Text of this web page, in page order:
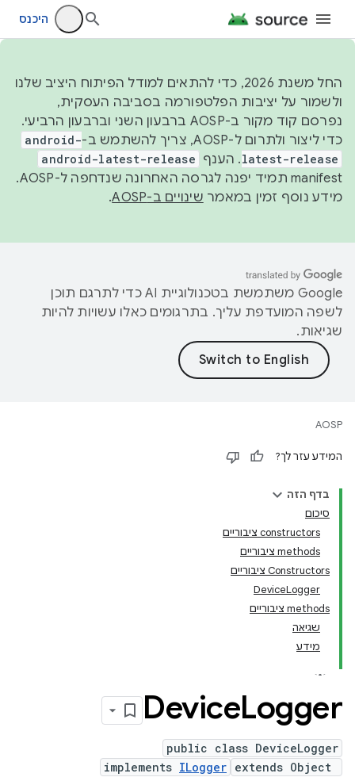
היכנס
החל משנת 2026, כדי להתאים למודל הפיתוח היציב שלנו
ולשמור על יציבות הפלטפורמה בסביבה העסקית,
נפרסם קוד מקור ב-AOSP ברבעון השני וברבעון הרביעי.
כדי ליצור ולתרום ל-AOSP, צריך להשתמש ב-
android-
latest-release. הענף android-latest-release
manifest תמיד יפנה לגרסה האחרונה שנדחפה ל-AOSP.
מידע נוסף זמין במאמר שינויים ב-AOSP .
‫Google משתמשת בטכנולוגיית AI כדי לתרגם תוכן
לשפה המועדפת עליך. בתרגומים כאלו עשויות להיות
שגיאות.
AOSP
המידע עזר לך?
בדף הזה
סיכום
‫constructors ציבוריים
‫methods ציבוריים
Constructors ציבוריים
DeviceLogger
‫methods ציבוריים
שגיאה
מידע
DeviceLogger
public class DeviceLogger
extends Object
implements ILogger